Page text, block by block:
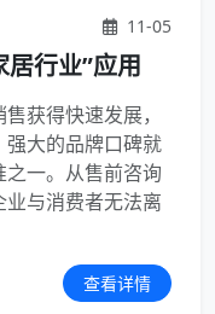
11-05
行业”应用
获得快速发展，
大的品牌口碑就
一。从售前咨询
与消费者无法离
查看详情